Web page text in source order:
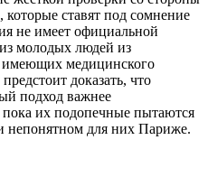
которые ставят под сомнение
не имеет официальной
молодых людей из
имеющих медицинского
доказать, что
подход важнее
их подопечные пытаются
непонятном для них Париже.